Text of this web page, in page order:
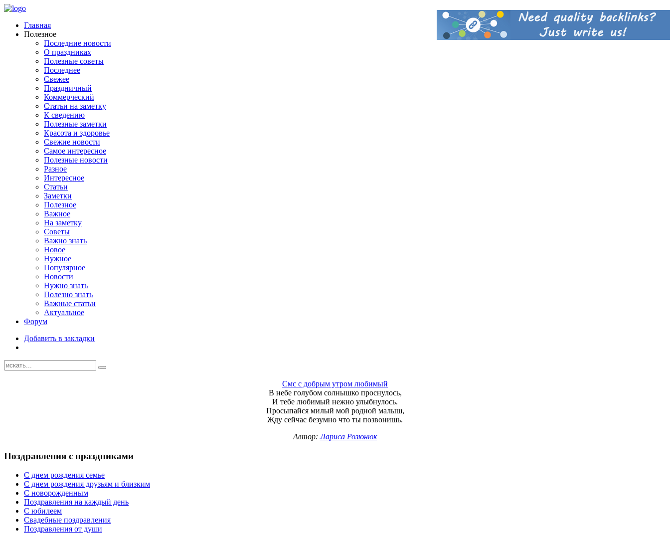
Главная
Полезное
Последние новости
О праздниках
Полезные советы
Последнее
Свежее
Праздничный
Коммерческий
Статьи на заметку
К сведению
Полезные заметки
Красота и здоровье
Свежие новости
Самое интересное
Полезные новости
Разное
Интересное
Статьи
Заметки
Полезное
Важное
На заметку
Советы
Важно знать
Новое
Нужное
Популярное
Новости
Нужно знать
Полезно знать
Важные статьи
Актуальное
Форум
Добавить в закладки
Смс с добрым утром любимый
В небе голубом солнышко проснулось,
И тебе любимый нежно улыбнулось.
Просыпайся милый мой родной малыш,
Жду сейчас безумно что ты позвонишь.
Автор:Лариса Розюнюк
Поздравления с праздниками
С днем рождения семье
С днем рождения друзьям и близким
C новорожденным
Поздравления на каждый день
С юбилеем
Свадебные поздравления
Поздравления от души